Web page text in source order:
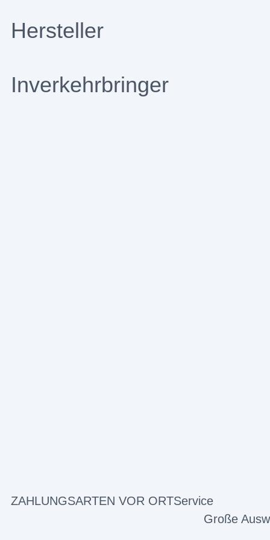
Hersteller
Inverkehrbringer
ZAHLUNGSARTEN VOR ORTService
Große